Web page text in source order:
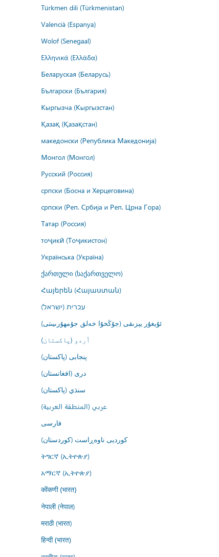
Türkmen dili (Türkmenistan)
Valencià (Espanya)
Wolof (Senegaal)
Ελληνικά (Ελλάδα)
Беларуская (Беларусь)
Български (България)
Кыргызча (Кыргызстан)
Қазақ (Қазақстан)
македонски (Република Македонија)
Монгол (Монгол)
Русский (Россия)
српски (Босна и Херцеговина)
српски (Реп. Србија и Реп. Црна Гора)
Татар (Россия)
тоҷикӣ (Тоҷикистон)
Українська (Україна)
ქართული (საქართველო)
Հայերեն (Հայաստան)
עברית (ישראל)
ئۇيغۇر يېزىقى (جۇڭخۇا خەلق جۇمھۇرىيىتى)
اُردو (پاکستان)
پنجابی (پاکستان)
درى (افغانستان)
سنڌي (پاکستان)
عربي (المنطقة العربية)
فارسى
کوردیی ناوەڕاست (کوردستان)
ትግርኛ (ኢትዮጵያ)
አማርኛ (ኢትዮጵያ)
कोंकणी (भारत)
नेपाली (नेपाल)
मराठी (भारत)
हिन्दी (भारत)